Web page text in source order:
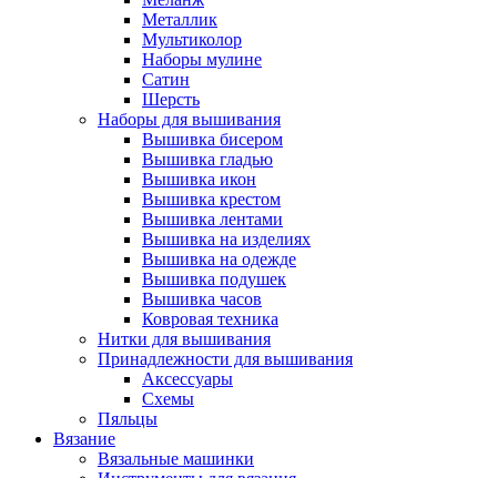
Металлик
Мультиколор
Наборы мулине
Сатин
Шерсть
Наборы для вышивания
Вышивка бисером
Вышивка гладью
Вышивка икон
Вышивка крестом
Вышивка лентами
Вышивка на изделиях
Вышивка на одежде
Вышивка подушек
Вышивка часов
Ковровая техника
Нитки для вышивания
Принадлежности для вышивания
Аксессуары
Схемы
Пяльцы
Вязание
Вязальные машинки